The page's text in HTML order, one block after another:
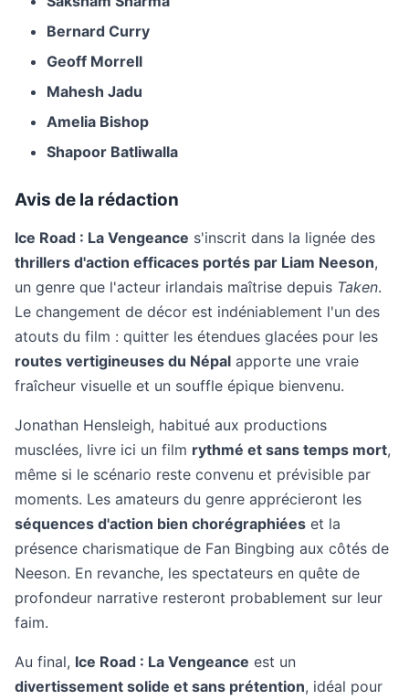
Bernard Curry
Geoff Morrell
Mahesh Jadu
Amelia Bishop
Shapoor Batliwalla
Avis de la rédaction
Ice Road : La Vengeance s'inscrit dans la lignée des
thrillers d'action efficaces portés par Liam Neeson,
un genre que l'acteur irlandais maîtrise depuis Taken.
Le changement de décor est indéniablement l'un des
atouts du film : quitter les étendues glacées pour les
routes vertigineuses du Népal apporte une vraie
fraîcheur visuelle et un souffle épique bienvenu.
Jonathan Hensleigh, habitué aux productions
musclées, livre ici un film rythmé et sans temps mort,
même si le scénario reste convenu et prévisible par
moments. Les amateurs du genre apprécieront les
séquences d'action bien chorégraphiées et la
présence charismatique de Fan Bingbing aux côtés de
Neeson. En revanche, les spectateurs en quête de
profondeur narrative resteront probablement sur leur
faim.
Au final, Ice Road : La Vengeance est un
divertissement solide et sans prétention, idéal pour